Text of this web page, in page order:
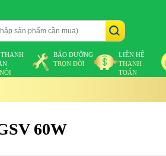
BẢO DƯỠNG
TRỌN ĐỜI
LIÊN HỆ
THANH
TOÁN
60W